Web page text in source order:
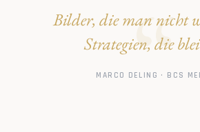
Bilder, die man nicht
Strategien, die
MARCO DELING · BCS